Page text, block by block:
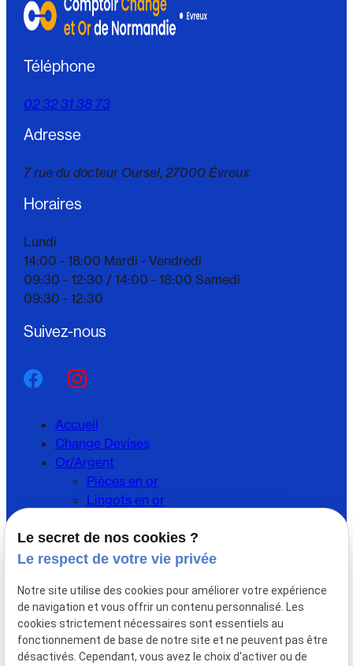
Téléphone
02 32 31 38 73
Adresse
7 rue du docteur Oursel, 27000 Évreux
Horaires
Lundi
14:00 - 18:00 Mardi - Vendredi
09:30 - 12:30 / 14:00 - 18:00 Samedi
09:30 - 12:30
Suivez-nous
Accueil
Change Devises
Or/Argent
Pièces en or
Lingots en or
Lingots d'argent
Achat / Vente Or
Rachat de bijoux en or
Informations
Fiscalité
Les agences
Le secret de nos cookies ?
Le respect de votre vie privée
Notre site utilise des cookies pour améliorer votre expérience
de navigation et vous offrir un contenu personnalisé. Les
cookies strictement nécessaires sont essentiels au
fonctionnement de base de notre site et ne peuvent pas être
désactivés. Cependant, vous avez le choix d'activer ou de